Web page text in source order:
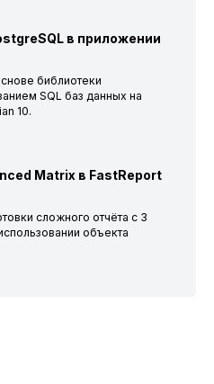
в приложении
библиотеки
SQL баз данных на
10.
Matrix в FastReport
сложного отчёта с 3
объекта